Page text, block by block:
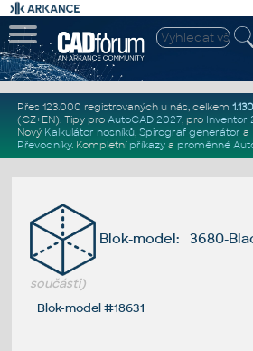
Přes 123.000 registrovaných u nás, celkem
(CZ+EN). Tipy pro AutoCAD 2027, pro Inventor
Nový Kalkulátor nosníků, Spirograf generátor a
Převodníky. Kompletní příkazya proměnné
Blok-model: 3680-
součásti)
Blok-model #18631